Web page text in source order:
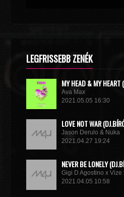
LEGFRISSEBB ZENÉK
MY HEAD & MY HEART
Ava Max
2021.05.05 16:30
LOVE NOT WAR
Jason Derulo & Nuka
2021.04.27 19:24
NEVER BE LONELY
Gigi D Agostino x Vize
2021.04.05 10:58